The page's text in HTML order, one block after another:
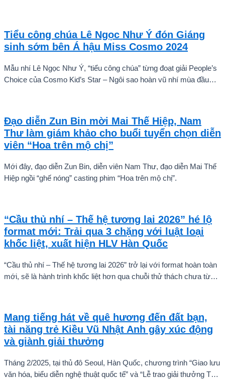
Tiểu công chúa Lê Ngọc Như Ý đón Giáng
sinh sớm bên Á hậu Miss Cosmo 2024
Mẫu nhí Lê Ngọc Như Ý, “tiểu công chúa” từng đoạt giải People’s
Choice của Cosmo Kid’s Star – Ngôi sao hoàn vũ nhí mùa đầu
Đạo diễn Zun Bin mời Mai Thế Hiệp, Nam
Thư làm giám khảo cho buổi tuyển chọn diễn
viên “Hoa trên mộ chị”
Mới đây, đạo diễn Zun Bin, diễn viên Nam Thư, đạo diễn Mai Thế
Hiệp ngồi “ghế nóng” casting phim “Hoa trên mộ chị”.
“Cầu thủ nhí – Thế hệ tương lai 2026” hé lộ
format mới: Trải qua 3 chặng với luật loại
khốc liệt, xuất hiện HLV Hàn Quốc
“Cầu thủ nhí – Thế hệ tương lai 2026” trở lại với format hoàn toàn
mới, sẽ là hành trình khốc liệt hơn qua chuỗi thử thách chưa từng
sàng chinh phục thử thách.
Mang tiếng hát về quê hương đến đất bạn,
tài năng trẻ Kiều Vũ Nhật Anh gây xúc động
và giành giải thưởng
Tháng 2/2025, tại thủ đô Seoul, Hàn Quốc, chương trình “Giao lưu
văn hóa, biểu diễn nghệ thuật quốc tế” và “Lễ trao giải thưởng Tài